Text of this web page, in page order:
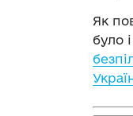
Як
було